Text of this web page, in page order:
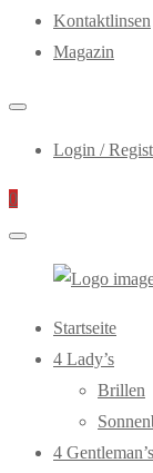
Kontaktlinsen
Magazin
Login /
0
Primary
Menu
Startseite
4 Lady’s
Brillen
4 Gentleman’s